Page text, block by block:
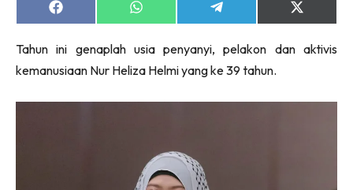
Share
on
Share
on
Share
on
Share
on
(Twitter)
Tahun ini genaplah usia penyanyi, pelakon dan aktivis
kemanusiaan Nur Heliza Helmi yang ke 39 tahun.